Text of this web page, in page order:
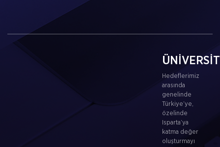
Hedeflerimiz
arasında
genelinde
Türkiye’ye,
özelinde
Isparta’ya
katma değer
oluşturmayı